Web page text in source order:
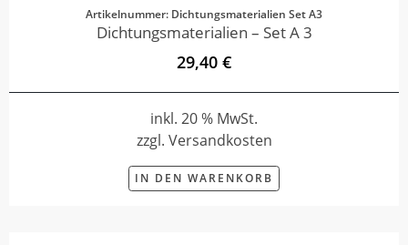
Artikelnummer: Dichtungsmaterialien Set A3
Dichtungsmaterialien – Set A 3
29,40 €
inkl. 20 % MwSt.
zzgl. Versandkosten
IN DEN WARENKORB